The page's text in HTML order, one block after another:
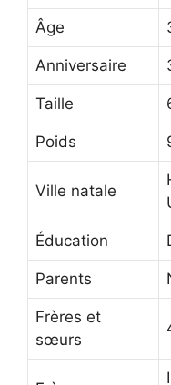
Âge
Anniversaire
Taille
Poids
Ville natale
Éducation
Parents
Frères et
sœurs